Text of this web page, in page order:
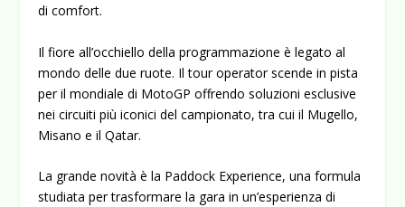
di comfort.
Il fiore all’occhiello della programmazione è legato al
mondo delle due ruote. Il tour operator scende in pista
per il mondiale di MotoGP offrendo soluzioni esclusive
nei circuiti più iconici del campionato, tra cui il Mugello,
Misano e il Qatar.
La grande novità è la Paddock Experience, una formula
studiata per trasformare la gara in un’esperienza di